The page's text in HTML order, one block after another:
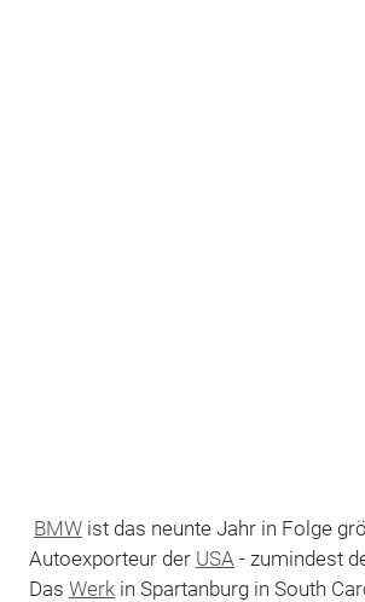
BMWist das neunte Jahr in Folge
Autoexporteur der USA - zumindest
Das Werkin Spartanburg in South